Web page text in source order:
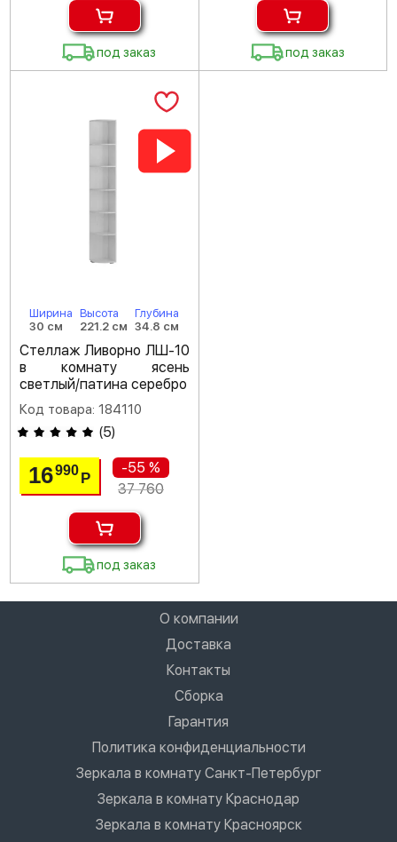
под заказ под заказ
Ширина
30 см
Высота
221.2 см
Глубина
34.8 см
Стеллаж Ливорно ЛШ-10
в комнату ясень
светлый/патина серебро
Код товара: 184110
(5)
16990Р
-55 %
37 760
под заказ
О компании
Доставка
Контакты
Сборка
Гарантия
Политика конфиденциальности
Зеркала в комнату Санкт-Петербург
Зеркала в комнату Краснодар
Зеркала в комнату Красноярск